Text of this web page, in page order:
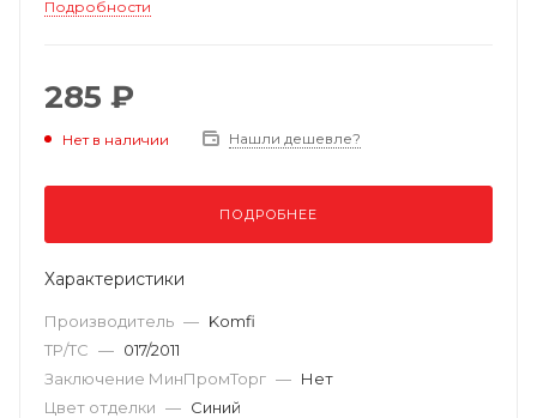
Подробности
285 ₽
Нет в наличии Нашли дешевле?
ПОДРОБНЕЕ
Характеристики
Производитель — Komfi
ТР/ТС — 017/2011
Заключение МинПромТорг — Нет
Цвет отделки — Синий